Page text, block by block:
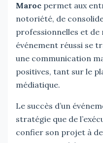
Maroc permet aux
notoriété, de
professionnelles et
événement réussi se
une communication
positives, tant sur le
médiatique.
Le succès d’un
stratégie que de
confier son projet à